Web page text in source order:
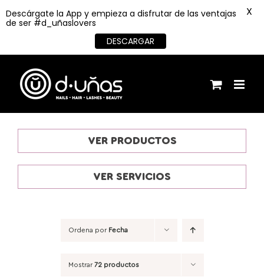
contenido
VER PRODUCTOS
VER SERVICIOS
Ordena por Fecha
Mostrar72 productos
Descárgate la App y empieza a disfrutar de las ventajas
de ser #d_uñaslovers
DESCARGAR
X